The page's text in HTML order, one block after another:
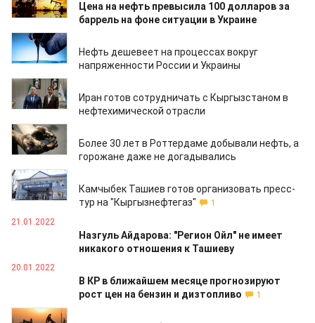
Цена на нефть превысила 100 долларов за
баррель на фоне ситуации в Украине
15.02.2022
Нефть дешевеет на процессах вокруг
напряженности России и Украины
10.02.2022
Иран готов сотрудничать с Кыргызстаном в
нефтехимической отрасли
30.01.2022
Более 30 лет в Роттердаме добывали нефть, а
горожане даже не догадывались
23.01.2022
Камчыбек Ташиев готов организовать пресс-
тур на "Кыргызнефтегаз"
1
21.01.2022
Назгуль Айдарова: "Регион Ойл" не имеет
никакого отношения к Ташиеву
20.01.2022
В КР в ближайшем месяце прогнозируют
рост цен на бензин и дизтопливо
1
09.01.2022